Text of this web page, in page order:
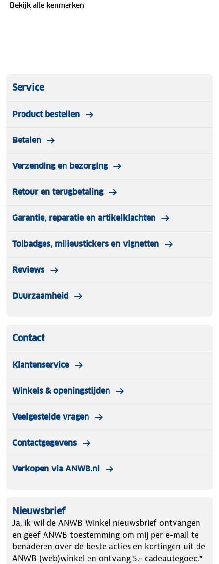
Bekijk alle kenmerken
Service
Product bestellen
Betalen
Verzending en bezorging
Retour en terugbetaling
Garantie, reparatie en artikelklachten
Tolbadges, milieustickers en vignetten
Reviews
Duurzaamheid
Contact
Klantenservice
Winkels & openingstijden
Veelgestelde vragen
Contactgegevens
Verkopen via ANWB.nl
Nieuwsbrief
Ja, ik wil de ANWB Winkel nieuwsbrief ontvangen
en geef ANWB toestemming om mij per e-mail te
benaderen over de beste acties en kortingen uit de
ANWB (web)winkel en ontvang 5.- cadeautegoed.*